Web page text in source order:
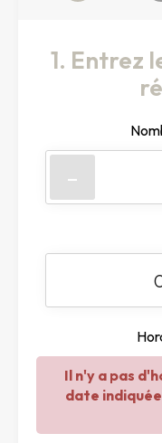
1. Entrez
-
Il n'y a pas
date